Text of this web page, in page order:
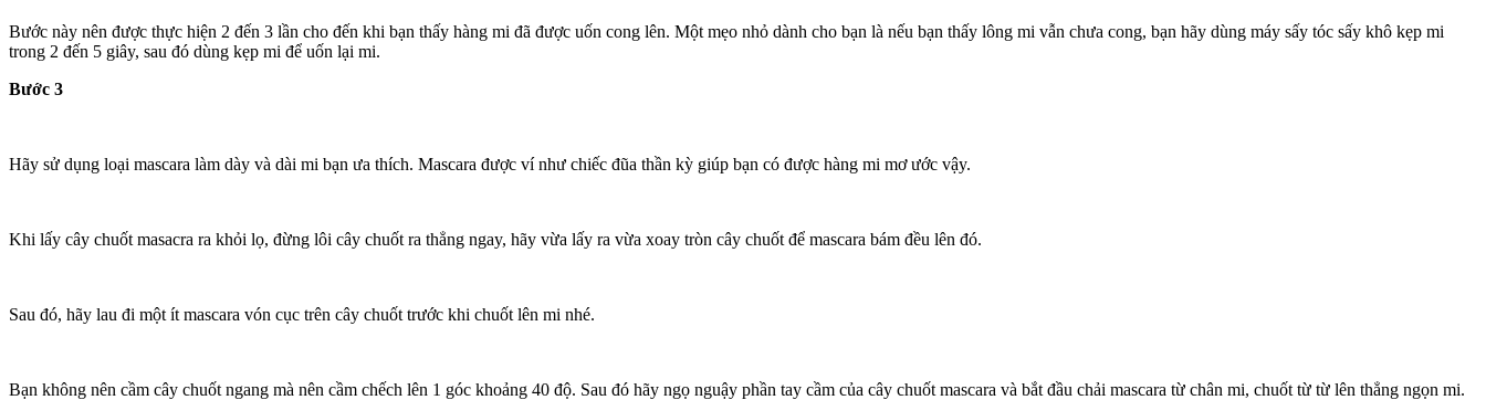
Bước này nên được thực hiện 2 đến 3 lần cho đến khi bạn thấy hàng mi đã được uốn cong lên. Một mẹo nhỏ dành cho bạn là nếu bạn thấy lông mi vẫn chưa cong, bạn hãy dùng máy sấy tóc sấy khô kẹp mi
trong 2 đến 5 giây, sau đó dùng kẹp mi để uốn lại mi.
Bước 3
Hãy sử dụng loại mascara làm dày và dài mi bạn ưa thích. Mascara được ví như chiếc đũa thần kỳ giúp bạn có được hàng mi mơ ước vậy.
Khi lấy cây chuốt masacra ra khỏi lọ, đừng lôi cây chuốt ra thẳng ngay, hãy vừa lấy ra vừa xoay tròn cây chuốt để mascara bám đều lên đó.
Sau đó, hãy lau đi một ít mascara vón cục trên cây chuốt trước khi chuốt lên mi nhé.
Bạn không nên cầm cây chuốt ngang mà nên cầm chếch lên 1 góc khoảng 40 độ. Sau đó hãy ngọ nguậy phần tay cầm của cây chuốt mascara và bắt đầu chải mascara từ chân mi, chuốt từ từ lên thẳng ngọn mi.